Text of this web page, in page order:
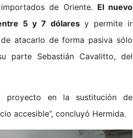
de Oriente. El nuevo
5 y 7 dólares y permite ir
atacarlo de forma pasiva sólo
parte Sebastián Cavalitto, del
proyecto en la sustitución de
accesible”, concluyó Hermida.